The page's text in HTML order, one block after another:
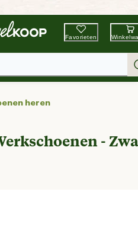
Tuin & Dier
Favorieten
heren
-